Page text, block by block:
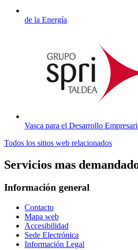
de la Energía
Vasca para el Desarrollo
Todos los sitios web relacionados
Servicios mas
Información general
Contacto
Mapa web
Accesibilidad
Sede Electrónica
Información Legal